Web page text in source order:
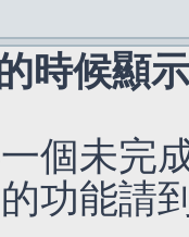
時候顯
個未完
功能請